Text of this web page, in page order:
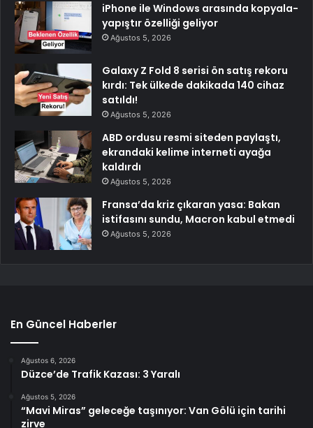
iPhone ile Windows arasında kopyala-
yapıştır özelliği geliyor
Ağustos 5, 2026
Galaxy Z Fold 8 serisi ön satış rekoru
kırdı: Tek ülkede dakikada 140 cihaz
satıldı!
Ağustos 5, 2026
ABD ordusu resmi siteden paylaştı,
ekrandaki kelime interneti ayağa
kaldırdı
Ağustos 5, 2026
Fransa’da kriz çıkaran yasa: Bakan
istifasını sundu, Macron kabul etmedi
Ağustos 5, 2026
En Güncel Haberler
Ağustos 6, 2026
Düzce’de Trafik Kazası: 3 Yaralı
Ağustos 5, 2026
“Mavi Miras” geleceğe taşınıyor: Van Gölü için tarihi
zirve